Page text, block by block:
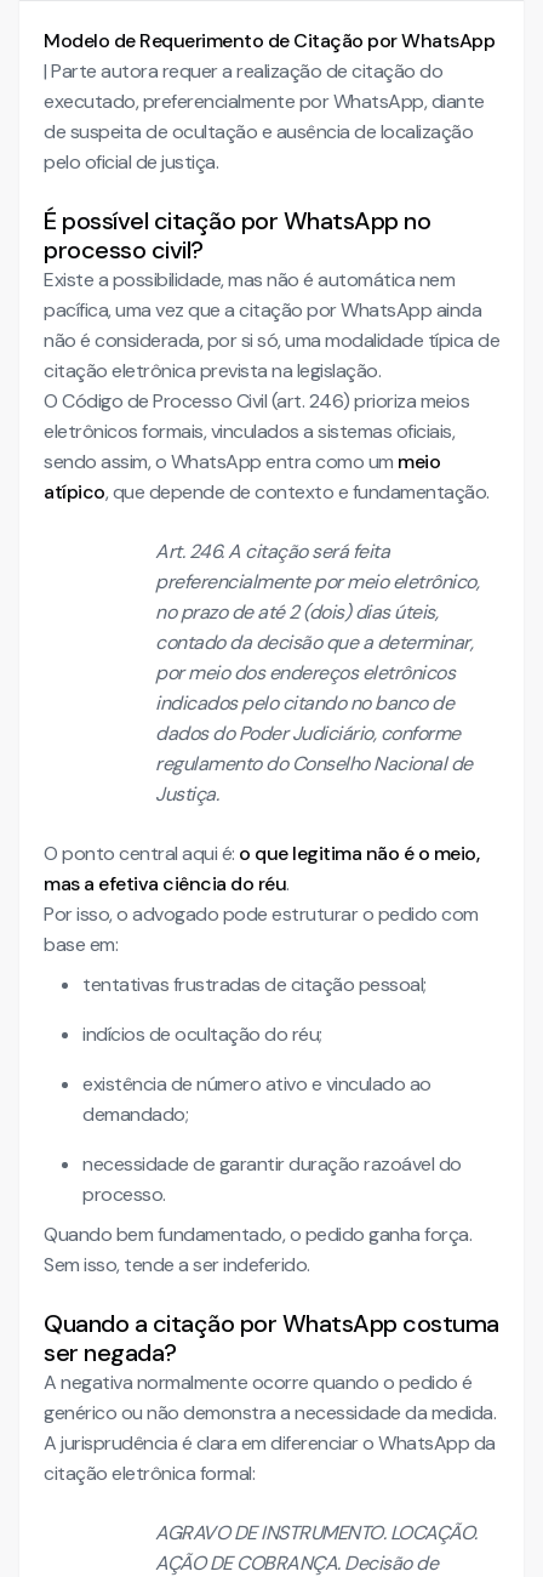
Modelo de Requerimento de Citação por WhatsApp
| Parte autora requer a realização de citação do
executado, preferencialmente por WhatsApp, diante
de suspeita de ocultação e ausência de localização
pelo oficial de justiça.
É possível citação por WhatsApp no
processo civil?
Existe a possibilidade, mas não é automática nem
pacífica, uma vez que a citação por WhatsApp ainda
não é considerada, por si só, uma modalidade típica de
citação eletrônica prevista na legislação.
O Código de Processo Civil (art. 246) prioriza meios
eletrônicos formais, vinculados a sistemas oficiais,
sendo assim, o WhatsApp entra como um meio
atípico, que depende de contexto e fundamentação.
Art. 246. A citação será feita
preferencialmente por meio eletrônico,
no prazo de até 2 (dois) dias úteis,
contado da decisão que a determinar,
por meio dos endereços eletrônicos
indicados pelo citando no banco de
dados do Poder Judiciário, conforme
regulamento do Conselho Nacional de
Justiça.
O ponto central aqui é: o que legitima não é o meio,
mas a efetiva ciência do réu.
Por isso, o advogado pode estruturar o pedido com
base em:
tentativas frustradas de citação pessoal;
indícios de ocultação do réu;
existência de número ativo e vinculado ao
demandado;
necessidade de garantir duração razoável do
processo.
Quando bem fundamentado, o pedido ganha força.
Sem isso, tende a ser indeferido.
Quando a citação por WhatsApp costuma
ser negada?
A negativa normalmente ocorre quando o pedido é
genérico ou não demonstra a necessidade da medida.
A jurisprudência é clara em diferenciar o WhatsApp da
citação eletrônica formal:
AGRAVO DE INSTRUMENTO. LOCAÇÃO.
AÇÃO DE COBRANÇA. Decisão de